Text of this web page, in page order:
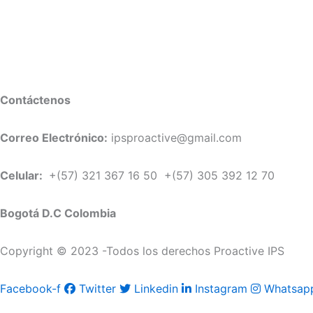
Contáctenos
Correo Electrónico: ipsproactive@gmail.com
Celular: +(57) 321 367 16 50 +(57) 305 392 12 70
Bogotá D.C Colombia
Copyright © 2023 -Todos los derechos Proactive IPS
Facebook-f Twitter Linkedin Instagram